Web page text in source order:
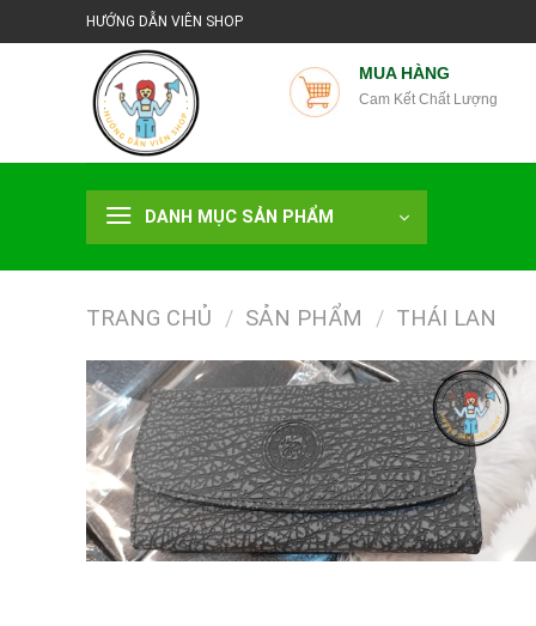
đến
HƯỚNG DẪN VIÊN SHOP
MUA HÀNG
Cam Kết Chất Lượng
DANH MỤC SẢN PHẨM
TRANG CHỦ / SẢN PHẨM / THÁI LAN